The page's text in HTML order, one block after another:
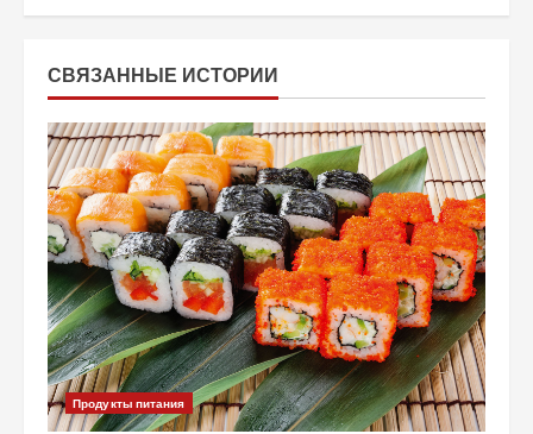
л
ж
и
т
ь
ч
т
СВЯЗАННЫЕ ИСТОРИИ
Продукты питания